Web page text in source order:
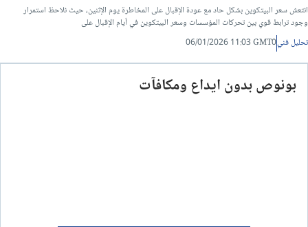
انتعش سعر البيتكوين بشكل حاد مع عودة الإقبال على المخاطرة يوم الإثنين، حيث نلاحظ استمرار
وجود ترابط قوي بين تحركات المؤسسات وسعر البيتكوين في أيام الإقبال على
تحليل فني06/01/2026 11:03 GMT0
بونوص بدون ايداع ومكافآت